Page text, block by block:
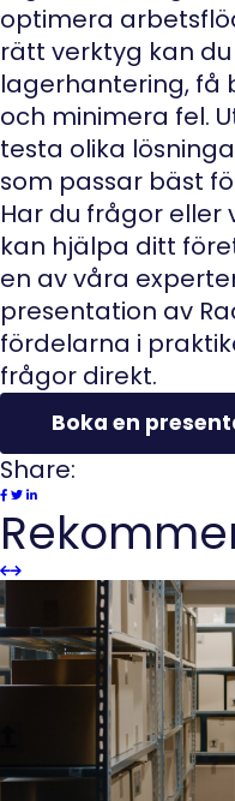
optimera
rätt verktyg kan
lagerhantering, få
och minimera fel.
testa olika
som passar bäst
Har du frågor eller
kan hjälpa ditt
en av våra
presentation av
fördelarna i
frågor direkt.
Boka en
Share:
Slider
Previous
Slider